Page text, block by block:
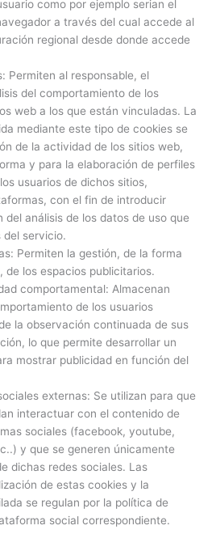
como por ejemplo serian el
a través del cual accede al
regional desde donde accede
Permiten al responsable, el
del comportamiento de los
web a los que están vinculadas. La
mediante este tipo de cookies se
de la actividad de los sitios web,
y para la elaboración de perfiles
usuarios de dichos sitios,
con el fin de introducir
del análisis de los datos de uso que
del servicio.
Permiten la gestión, de la forma
de los espacios publicitarios.
comportamental: Almacenan
de los usuarios
la observación continuada de sus
lo que permite desarrollar un
mostrar publicidad en función del
externas: Se utilizan para que
interactuar con el contenido de
sociales (facebook, youtube,
y que se generen únicamente
dichas redes sociales. Las
de estas cookies y la
se regulan por la política de
social correspondiente.